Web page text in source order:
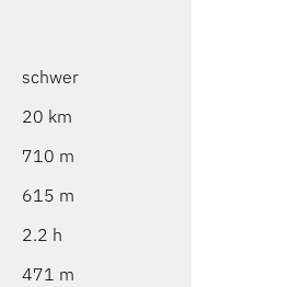
schwer
20 km
710 m
615 m
2.2 h
471 m